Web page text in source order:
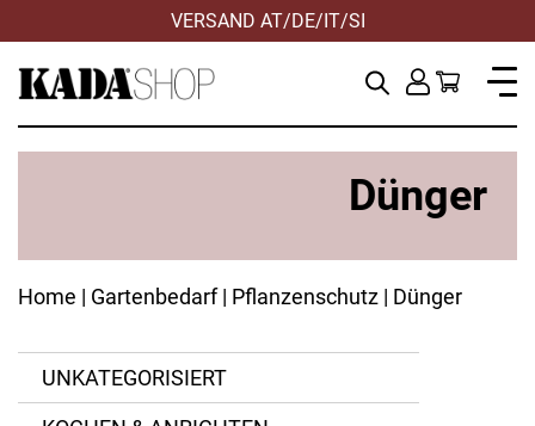
VERSAND AT/DE/IT/SI
Dünger
Home | Gartenbedarf| Pflanzenschutz | Dünger
UNKATEGORISIERT